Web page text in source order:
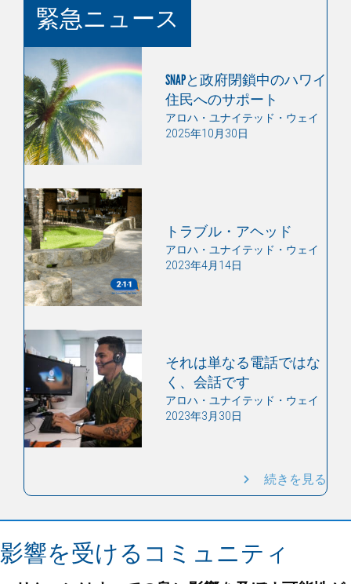
緊急ニュース
SNAPと政府閉鎖中のハワイ
住民へのサポート
アロハ・ユナイテッド・ウェイ
2025年10月30日
トラブル・アヘッド
アロハ・ユナイテッド・ウェイ
2023年4月14日
それは単なる電話ではな
く、会話です
アロハ・ユナイテッド・ウェイ
2023年3月30日
続きを見る
影響を受けるコミュニティ